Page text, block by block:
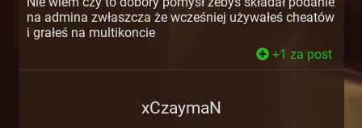
na admina zwłaszcza że wcześniej używałeś cheatów
i grałeś na multikoncie
+1 za post
xCzaymaN